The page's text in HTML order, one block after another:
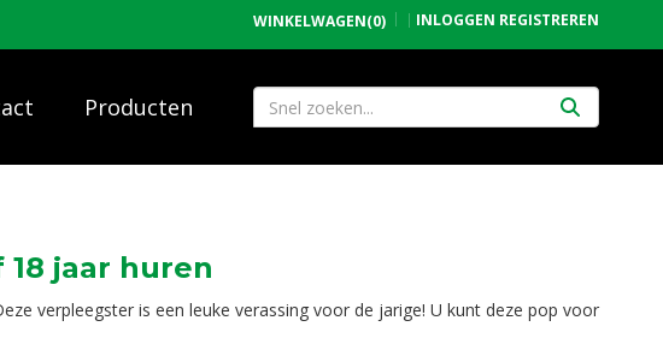
WINKELWAGEN(0) INLOGGEN REGISTREREN
Producten
jaar huren
verpleegster is een leuke verassing voor de jarige! U kunt deze pop voor